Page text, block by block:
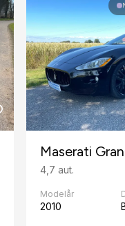
Maserati
4,7 aut.
Modelår
2010